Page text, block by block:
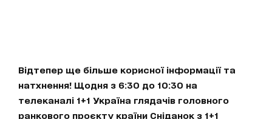
Відтепер ще більше корисної інформації та
натхнення! Щодня з 6:30 до 10:30 на
телеканалі 1+1 Україна глядачів головного
ранкового проєкту країни Сніданок з 1+1